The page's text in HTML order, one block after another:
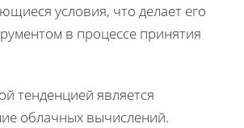
условия, что делает его
в процессе принятия
тенденцией является
облачных вычислений.